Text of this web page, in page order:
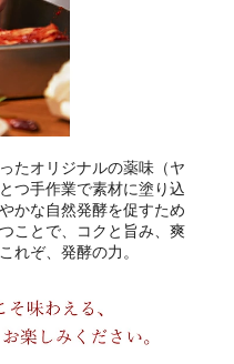
たオリジナルの薬味（ヤ
つ手作業で素材に塗り込
かな自然発酵を促すため
ことで、コクと旨み、爽
れぞ、発酵の力。